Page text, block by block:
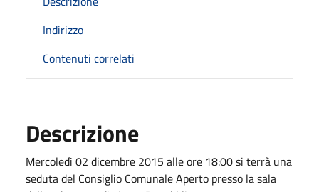
Indirizzo
Contenuti correlati
Descrizione
Mercoledì 02 dicembre 2015 alle ore 18:00 si terrà una
seduta del Consiglio Comunale Aperto presso la sala